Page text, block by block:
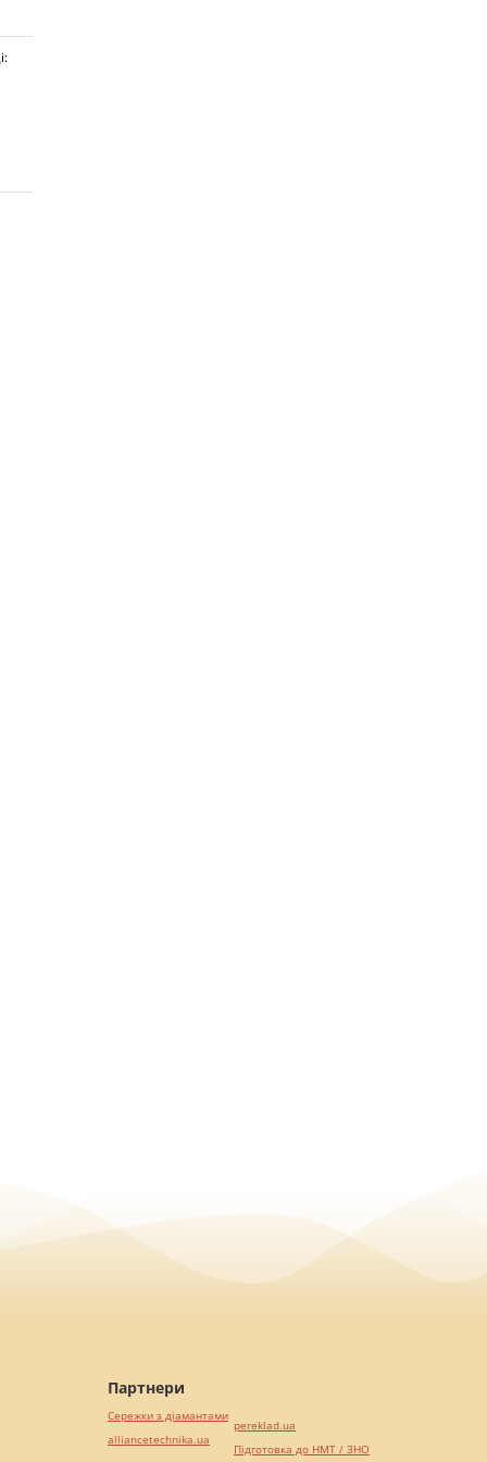
Партнери
Сережки з діамантами
alliancetechnika.ua
pereklad.ua
Підготовка до НМТ / ЗНО